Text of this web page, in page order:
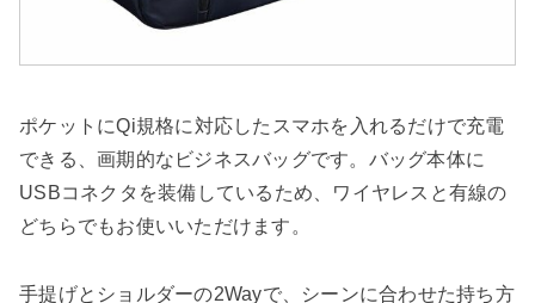
ポケットにQi規格に対応したスマホを入れるだけで充電
できる、画期的なビジネスバッグです。バッグ本体に
USBコネクタを装備しているため、ワイヤレスと有線の
どちらでもお使いいただけます。
手提げとショルダーの2Wayで、シーンに合わせた持ち方